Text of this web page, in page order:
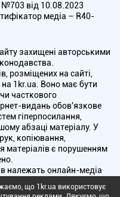
від 10.08.2023
медіа – R40-
захищені авторськими
розміщених на сайті,
1kr.ua. Воно має бути
часткового
видань обов'язкове
гіперпосилання,
абзаці матеріалу. У
копіювання,
матеріалів є порушенням
належать онлайн-медіа
і радіомовлення.
що 1kr.ua використовує